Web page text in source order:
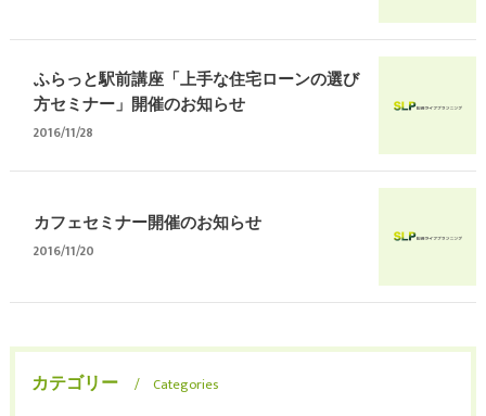
ふらっと駅前講座「上手な住宅ローンの選び
方セミナー」開催のお知らせ
2016/11/28
カフェセミナー開催のお知らせ
2016/11/20
カテゴリー
Categories